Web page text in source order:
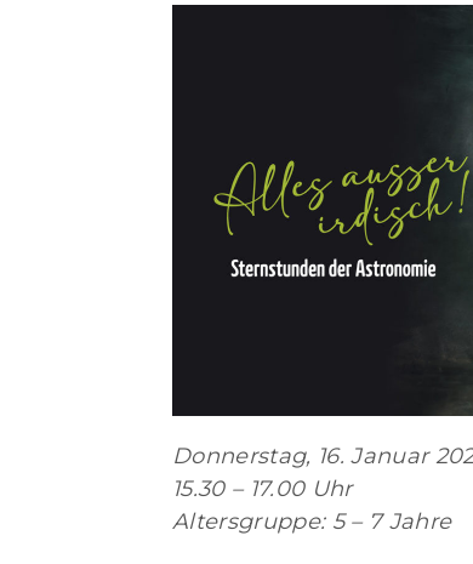
Donnerstag, 16. Januar
15.30 – 17.00 Uhr
Altersgruppe: 5 – 7 Jahre